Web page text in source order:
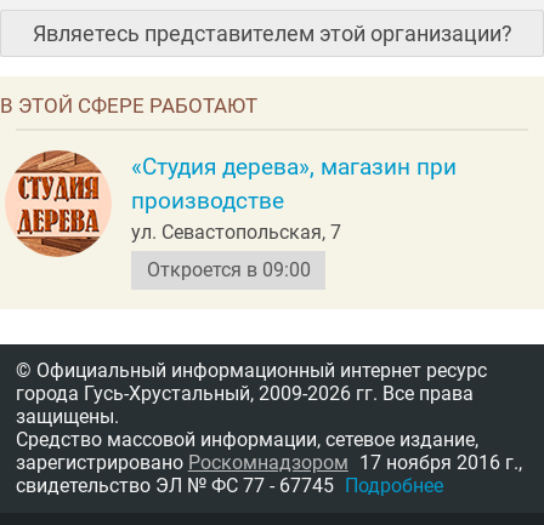
Являетесь представителем этой организации?
В ЭТОЙ СФЕРЕ РАБОТАЮТ
«Студия дерева», магазин при
производстве
ул. Севастопольская, 7
Откроется в 09:00
© Официальный информационный интернет ресурс
города Гусь-Хрустальный, 2009-2026 гг. Все права
защищены.
Средство массовой информации, сетевое издание,
зарегистрировано Роскомнадзором 17 ноября 2016 г.,
свидетельство ЭЛ № ФС 77 - 67745 Подробнее